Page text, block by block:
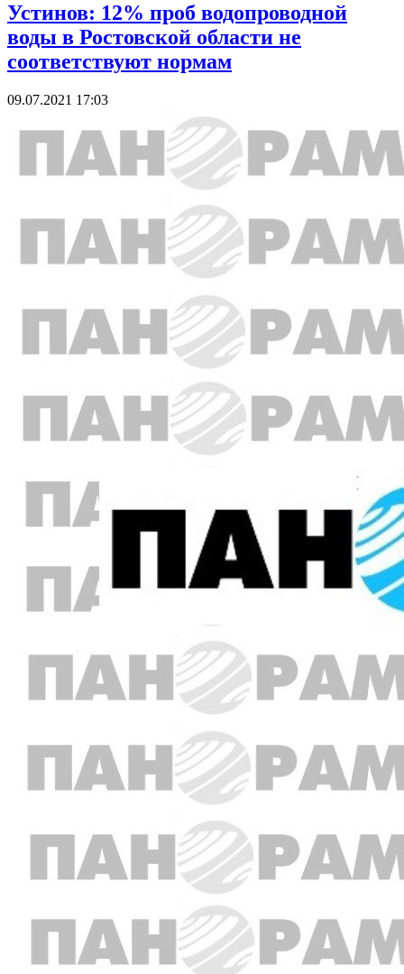
Устинов: 12% проб водопроводной
воды в Ростовской области не
соответствуют нормам
09.07.2021 17:03